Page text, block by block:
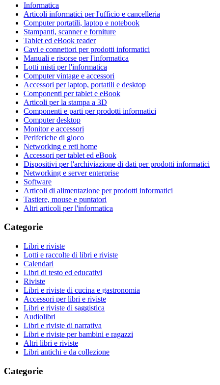
Informatica
Articoli informatici per l'ufficio e cancelleria
Computer portatili, laptop e notebook
Stampanti, scanner e forniture
Tablet ed eBook reader
Cavi e connettori per prodotti informatici
Manuali e risorse per l'informatica
Lotti misti per l'informatica
Computer vintage e accessori
Accessori per laptop, portatili e desktop
Componenti per tablet e eBook
Articoli per la stampa a 3D
Componenti e parti per prodotti informatici
Computer desktop
Monitor e accessori
Periferiche di gioco
Networking e reti home
Accessori per tablet ed eBook
Dispositivi per l'archiviazione di dati per prodotti informatici
Networking e server enterprise
Software
Articoli di alimentazione per prodotti informatici
Tastiere, mouse e puntatori
Altri articoli per l'informatica
Categorie
Libri e riviste
Lotti e raccolte di libri e riviste
Calendari
Libri di testo ed educativi
Riviste
Libri e riviste di cucina e gastronomia
Accessori per libri e riviste
Libri e riviste di saggistica
Audiolibri
Libri e riviste di narrativa
Libri e riviste per bambini e ragazzi
Altri libri e riviste
Libri antichi e da collezione
Categorie